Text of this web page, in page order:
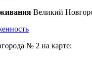
Великий
№ 2 на карте: